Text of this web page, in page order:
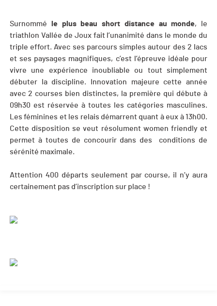
Surnommé le plus beau short distance au monde, le
triathlon Vallée de Joux fait l’unanimité dans le monde du
triple effort. Avec ses parcours simples autour des 2 lacs
et ses paysages magnifiques, c’est l’épreuve idéale pour
vivre une expérience inoubliable ou tout simplement
débuter la discipline. Innovation majeure cette année
avec 2 courses bien distinctes, la première qui débute à
09h30 est réservée à toutes les catégories masculines.
Les féminines et les relais démarrent quant à eux à 13h00.
Cette disposition se veut résolument women friendly et
permet à toutes de concourir dans des conditions de
sérénité maximale.
Attention 400 départs seulement par course, il n’y aura
certainement pas d’inscription sur place !